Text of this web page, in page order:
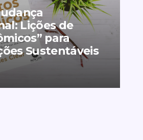
Lições de
para
Sustentáveis